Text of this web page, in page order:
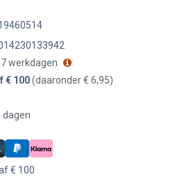
werkdagen
€ 100(daaronder € 6,95)
dagen
€ 100